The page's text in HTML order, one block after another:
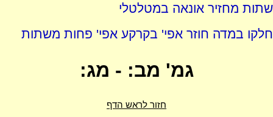
שתות מחזיר אונאה במטלטלי
חלקו במדה חוזר אפי' בקרקע אפי' פחות משתות
גמ' מב: - מג:
חזור לראש הדף